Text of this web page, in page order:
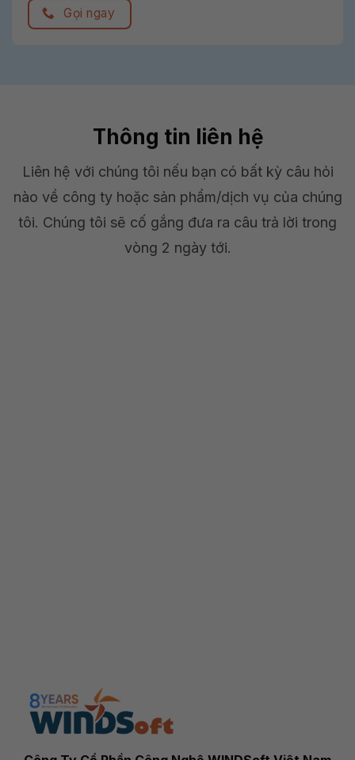
Gọi ngay
Thông tin liên hệ
Liên hệ với chúng tôi nếu bạn có bất kỳ câu hỏi
nào về công ty hoặc sản phẩm/dịch vụ của chúng
tôi. Chúng tôi sẽ cố gắng đưa ra câu trả lời trong
vòng 2 ngày tới.